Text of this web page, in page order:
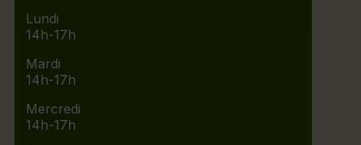
Lundi
14h-17h
Mardi
14h-17h
Mercredi
14h-17h